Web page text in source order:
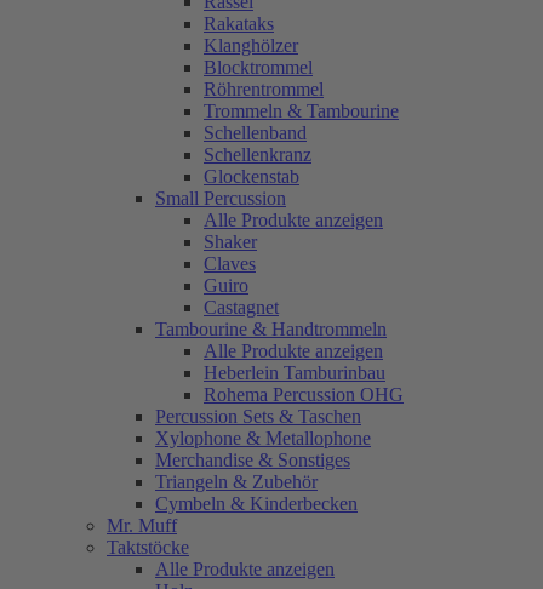
Rakataks
Klanghölzer
Blocktrommel
Röhrentrommel
Trommeln & Tambourine
Schellenband
Schellenkranz
Glockenstab
Small Percussion
Alle Produkte anzeigen
Shaker
Claves
Guiro
Castagnet
Tambourine & Handtrommeln
Alle Produkte anzeigen
Heberlein Tamburinbau
Rohema Percussion OHG
Percussion Sets & Taschen
Xylophone & Metallophone
Merchandise & Sonstiges
Triangeln & Zubehör
Cymbeln & Kinderbecken
Mr. Muff
Taktstöcke
Alle Produkte anzeigen